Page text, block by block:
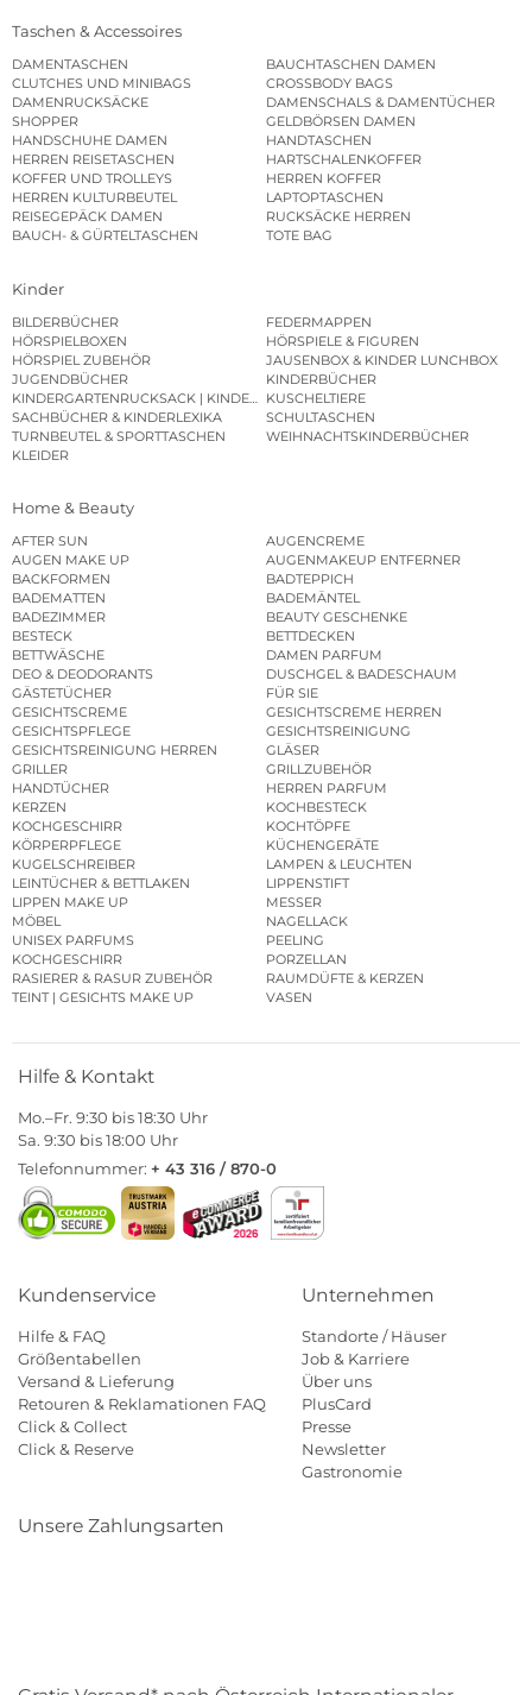
Taschen & Accessoires
DAMENTASCHEN
BAUCHTASCHEN DAMEN
CLUTCHES UND MINIBAGS
CROSSBODY BAGS
DAMENRUCKSÄCKE
DAMENSCHALS & DAMENTÜCHER
SHOPPER
GELDBÖRSEN DAMEN
HANDSCHUHE DAMEN
HANDTASCHEN
HERREN REISETASCHEN
HARTSCHALENKOFFER
KOFFER UND TROLLEYS
HERREN KOFFER
HERREN KULTURBEUTEL
LAPTOPTASCHEN
REISEGEPÄCK DAMEN
RUCKSÄCKE HERREN
BAUCH- & GÜRTELTASCHEN
TOTE BAG
Kinder
BILDERBÜCHER
FEDERMAPPEN
HÖRSPIELBOXEN
HÖRSPIELE & FIGUREN
HÖRSPIEL ZUBEHÖR
JAUSENBOX & KINDER LUNCHBOX
JUGENDBÜCHER
KINDERBÜCHER
KINDERGARTENRUCKSACK | KINDERGARTENBEUTEL
KUSCHELTIERE
SACHBÜCHER & KINDERLEXIKA
SCHULTASCHEN
TURNBEUTEL & SPORTTASCHEN
WEIHNACHTSKINDERBÜCHER
KLEIDER
Home & Beauty
AFTER SUN
AUGENCREME
AUGEN MAKE UP
AUGENMAKEUP ENTFERNER
BACKFORMEN
BADTEPPICH
BADEMATTEN
BADEMÄNTEL
BADEZIMMER
BEAUTY GESCHENKE
BESTECK
BETTDECKEN
BETTWÄSCHE
DAMEN PARFUM
DEO & DEODORANTS
DUSCHGEL & BADESCHAUM
GÄSTETÜCHER
FÜR SIE
GESICHTSCREME
GESICHTSCREME HERREN
GESICHTSPFLEGE
GESICHTSREINIGUNG
GESICHTSREINIGUNG HERREN
GLÄSER
GRILLER
GRILLZUBEHÖR
HANDTÜCHER
HERREN PARFUM
KERZEN
KOCHBESTECK
KOCHGESCHIRR
KOCHTÖPFE
KÖRPERPFLEGE
KÜCHENGERÄTE
KUGELSCHREIBER
LAMPEN & LEUCHTEN
LEINTÜCHER & BETTLAKEN
LIPPENSTIFT
LIPPEN MAKE UP
MESSER
MÖBEL
NAGELLACK
UNISEX PARFUMS
PEELING
KOCHGESCHIRR
PORZELLAN
RASIERER & RASUR ZUBEHÖR
RAUMDÜFTE & KERZEN
TEINT | GESICHTS MAKE UP
VASEN
Hilfe & Kontakt
Mo.–Fr. 9:30 bis 18:30 Uhr
Sa. 9:30 bis 18:00 Uhr
Telefonnummer: + 43 316 / 870-0
Kundenservice
Hilfe & FAQ
Größentabellen
Versand & Lieferung
Retouren & Reklamationen FAQ
Click & Collect
Click & Reserve
Unternehmen
Standorte / Häuser
Job & Karriere
Über uns
PlusCard
Presse
Newsletter
Gastronomie
Unsere Zahlungsarten